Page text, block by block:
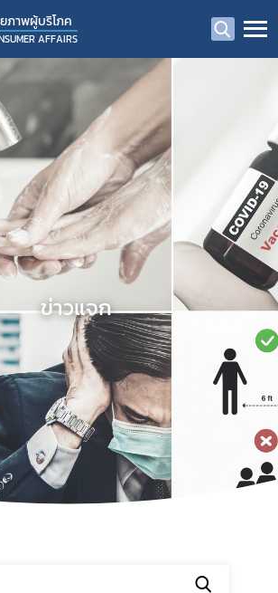
าพผู้บริโภค
AFFAIRS
ข่าวแจก